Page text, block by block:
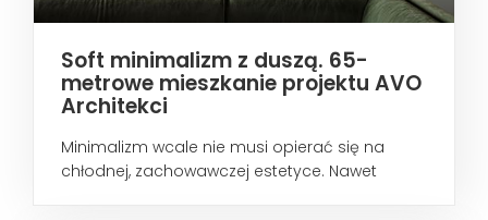
Soft minimalizm z duszą. 65-
metrowe mieszkanie projektu AVO
Architekci
Minimalizm wcale nie musi opierać się na
chłodnej, zachowawczej estetyce. Nawet